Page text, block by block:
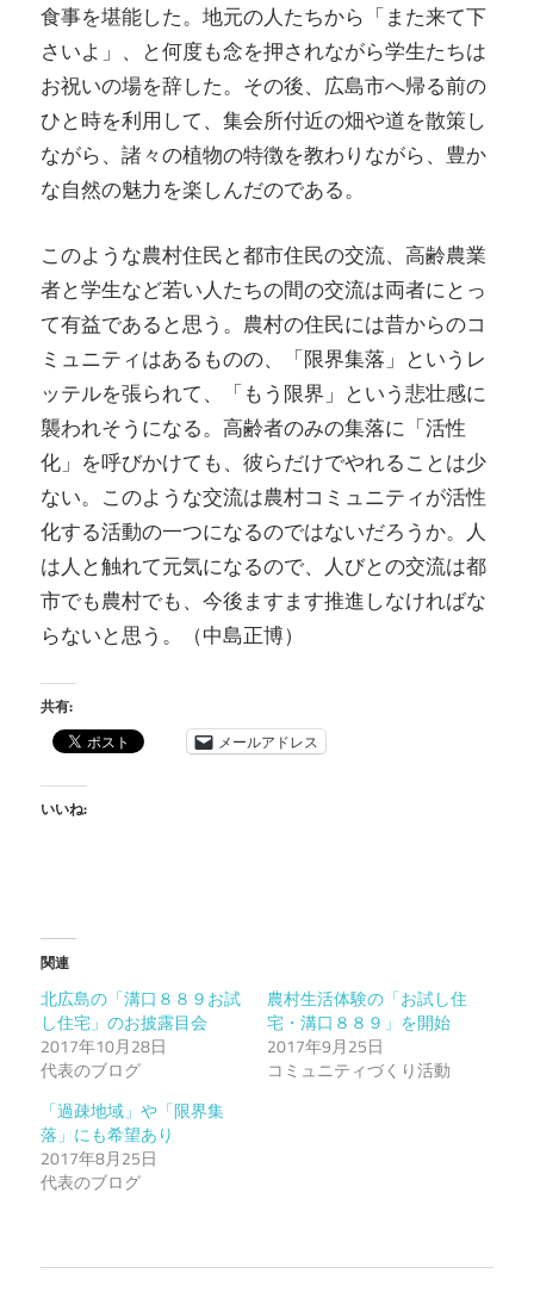
食事を堪能した。地元の人たちから「また来て下
さいよ」、と何度も念を押されながら学生たちは
お祝いの場を辞した。その後、広島市へ帰る前の
ひと時を利用して、集会所付近の畑や道を散策し
ながら、諸々の植物の特徴を教わりながら、豊か
な自然の魅力を楽しんだのである。
このような農村住民と都市住民の交流、高齢農業
者と学生など若い人たちの間の交流は両者にとっ
て有益であると思う。農村の住民には昔からのコ
ミュニティはあるものの、「限界集落」というレ
ッテルを張られて、「もう限界」という悲壮感に
襲われそうになる。高齢者のみの集落に「活性
化」を呼びかけても、彼らだけでやれることは少
ない。このような交流は農村コミュニティが活性
化する活動の一つになるのではないだろうか。人
は人と触れて元気になるので、人びとの交流は都
市でも農村でも、今後ますます推進しなければな
らないと思う。（中島正博）
共有:
メールアドレス
いいね:
関連
北広島の「溝口８８９お試
し住宅」のお披露目会
2017年10月28日
代表のブログ
農村生活体験の「お試し住
宅・溝口８８９」を開始
2017年9月25日
コミュニティづくり活動
「過疎地域」や「限界集
落」にも希望あり
2017年8月25日
代表のブログ